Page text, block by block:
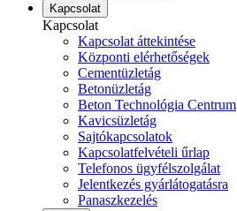
Kapcsolat
Kapcsolat
Kapcsolat áttekintése
Központi elérhetőségek
Cementüzletág
Betonüzletág
Beton Technológia Centrum
Kavicsüzletág
Sajtókapcsolatok
Kapcsolatfelvételi űrlap
Telefonos ügyfélszolgálat
Jelentkezés gyárlátogatásra
Panaszkezelés